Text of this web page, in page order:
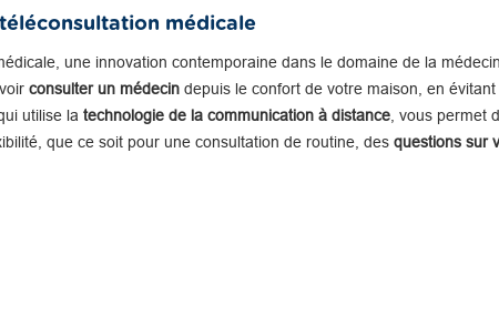
médicale
une innovation contemporaine dans le domaine de la
consulter un médecin depuis le confort de votre maison, en
utilise la technologie de la communication à distance , vous permet
que ce soit pour une consultation de routine, des questions sur